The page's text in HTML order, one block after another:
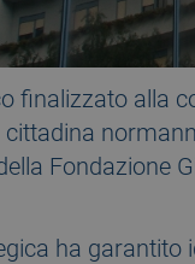
finalizzato alla
cittadina
Fondazione
ha garantito